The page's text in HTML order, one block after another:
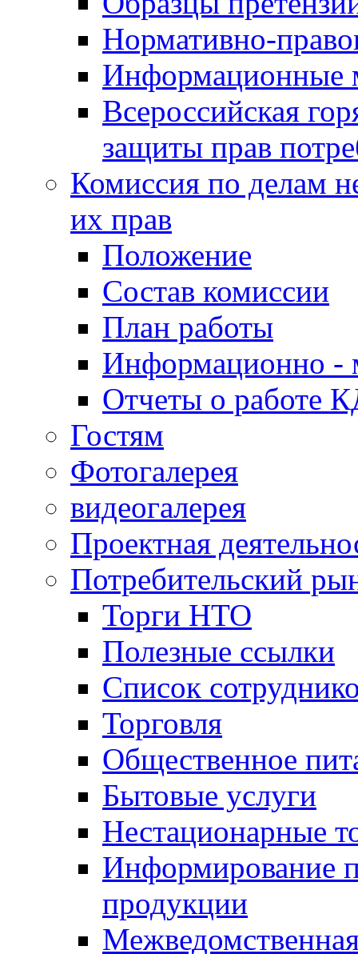
Нормативно-
Информационные
Всероссийская
защиты прав
Комиссия по делам
их прав
Положение
Состав комиссии
План работы
Информационно -
Отчеты о работе
Гостям
Фотогалерея
видеогалерея
Проектная
Потребительский
Торги НТО
Полезные ссылки
Список
Торговля
Общественное
Бытовые услуги
Нестационарные
Информирование
продукции